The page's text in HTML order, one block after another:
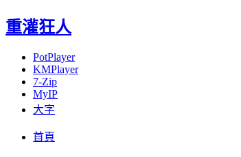
重灌狂人
PotPlayer
KMPlayer
7-Zip
MyIP
大字
首頁